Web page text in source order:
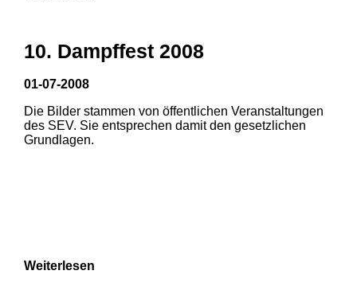
10. Dampffest 2008
01-07-2008
Die Bilder stammen von öffentlichen Veranstaltungen
des SEV. Sie entsprechen damit den gesetzlichen
Grundlagen.
Weiterlesen